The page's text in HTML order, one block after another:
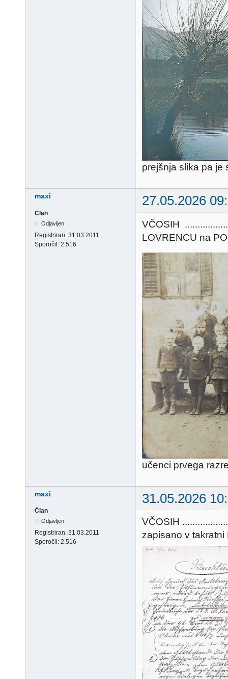
prejšnja slika pa je
maxi 27.05.2026
Član
Odjavljen
Registriran: 31.03.2011
Sporočil: 2.516
VČOSIH
LOVRENCU na
učenci prvega
maxi 31.05.2026
Član
Odjavljen
Registriran: 31.03.2011
Sporočil: 2.516
VČOSIH
zapisano v takratni